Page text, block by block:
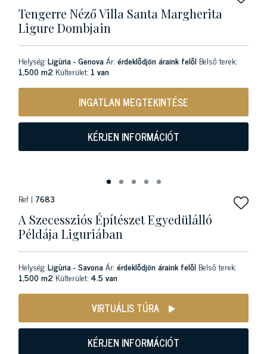
Tengerre Néző Villa Santa Margherita
Ligure Dombjain
Helység:Ligùria - GenovaÁr:érdeklődjön áraink felől Belső terek:
1,500 m2 Külterület: 1 van
INGATLAN MEGTEKINTÉSE
KÉRJEN INFORMÁCIÓT
Ref | 7683
A Szecessziós Építészet Egyedülálló
Példája Liguriában
Helység:Ligùria - SavonaÁr:érdeklődjön áraink felől Belső terek:
1,500 m2 Külterület: 4.5 van
VIRTUÁLIS TÚRA
KÉRJEN INFORMÁCIÓT